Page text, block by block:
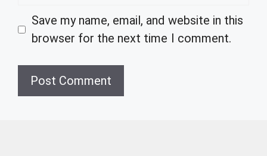
Save my name, email, and website in this
browser for the next time I comment.